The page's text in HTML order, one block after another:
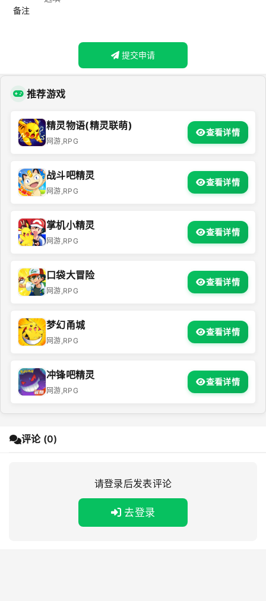
备注
提交申请
推荐游戏
精灵物语(精灵联萌)
网游,RPG
查看详情
战斗吧精灵
网游,RPG
查看详情
掌机小精灵
网游,RPG
查看详情
口袋大冒险
网游,RPG
查看详情
梦幻甬城
网游,RPG
查看详情
冲锋吧精灵
网游,RPG
查看详情
评论 (0)
请登录后发表评论
去登录